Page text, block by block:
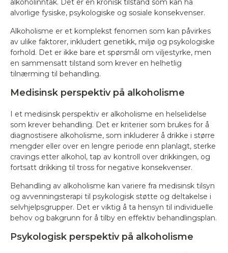
alkoholinntak. Det er en kronisk tilstand som kan ha
alvorlige fysiske, psykologiske og sosiale konsekvenser.
Alkoholisme er et komplekst fenomen som kan påvirkes
av ulike faktorer, inkludert genetikk, miljø og psykologiske
forhold. Det er ikke bare et spørsmål om viljestyrke, men
en sammensatt tilstand som krever en helhetlig
tilnærming til behandling.
Medisinsk perspektiv på alkoholisme
I et medisinsk perspektiv er alkoholisme en helselidelse
som krever behandling. Det er kriterier som brukes for å
diagnostisere alkoholisme, som inkluderer å drikke i større
mengder eller over en lengre periode enn planlagt, sterke
cravings etter alkohol, tap av kontroll over drikkingen, og
fortsatt drikking til tross for negative konsekvenser.
Behandling av alkoholisme kan variere fra medisinsk tilsyn
og avvenningsterapi til psykologisk støtte og deltakelse i
selvhjelpsgrupper. Det er viktig å ta hensyn til individuelle
behov og bakgrunn for å tilby en effektiv behandlingsplan.
Psykologisk perspektiv på alkoholisme